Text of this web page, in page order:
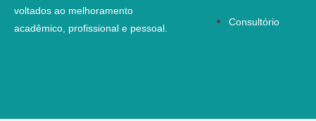
voltados ao melhoramento
acadêmico, profissional e pessoal.
Consultório